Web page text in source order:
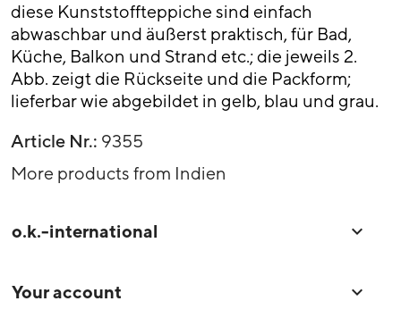
diese Kunststoffteppiche sind einfach
abwaschbar und äußerst praktisch, für Bad,
Küche, Balkon und Strand etc.; die jeweils 2.
Abb. zeigt die Rückseite und die Packform;
lieferbar wie abgebildet in gelb, blau und grau.
Article Nr.: 9355
More products from Indien
o.k.-international 
Your account 